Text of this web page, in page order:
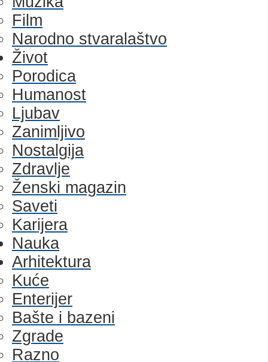
Film
Narodno stvaralaštvo
Život
Porodica
Humanost
Ljubav
Zanimljivo
Nostalgija
Zdravlje
Ženski magazin
Saveti
Karijera
Nauka
Arhitektura
Kuće
Enterijer
Bašte i bazeni
Zgrade
Razno